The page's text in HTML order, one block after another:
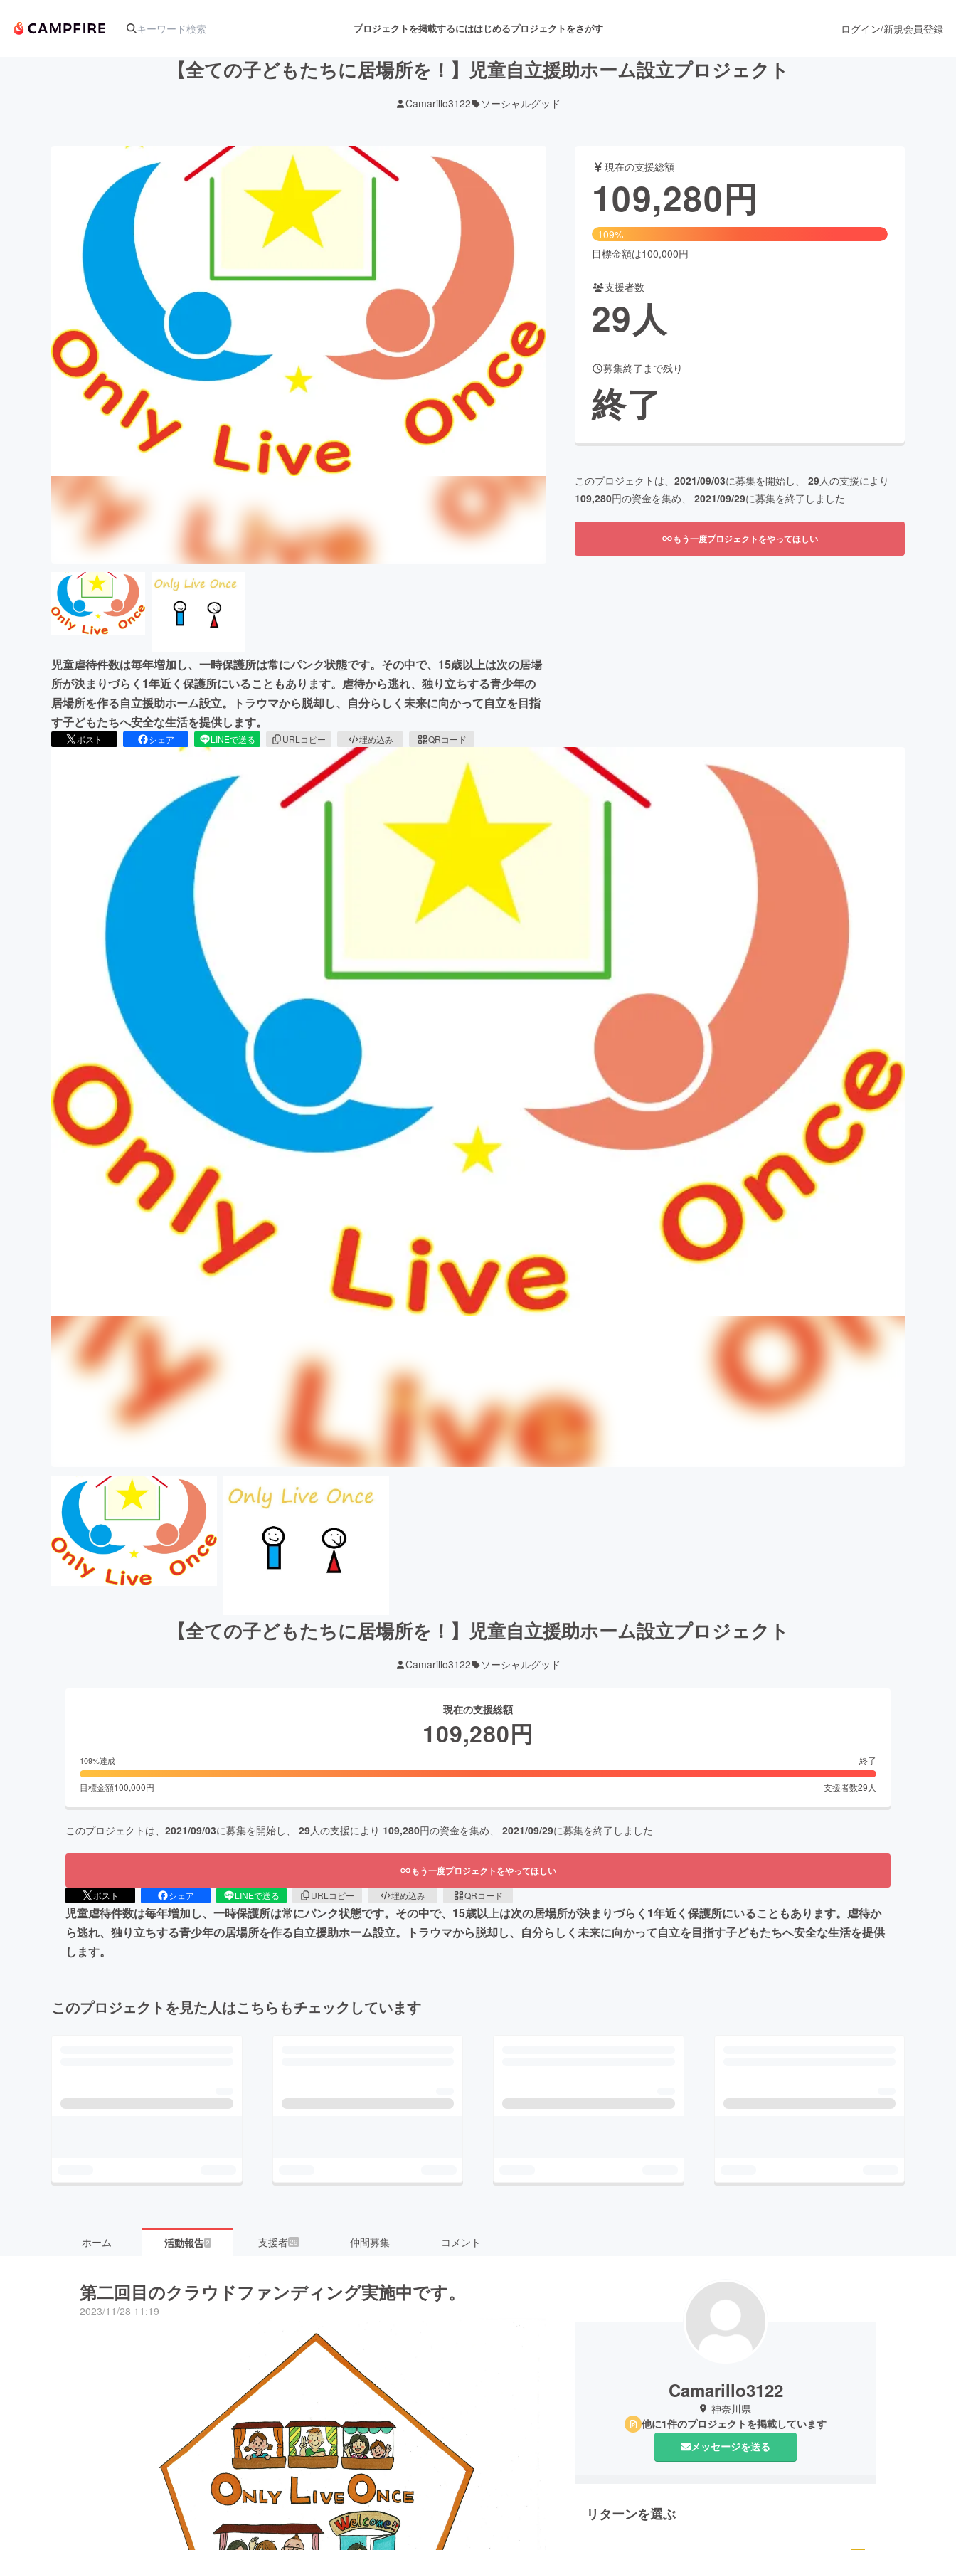
プロジェクトを掲載するにははじめるプロジェクトをさがす
アート・写真 舞台・パフォーマンス
ファッション
ビジネス・起業 チャレンジ ビューティー・ヘルスケア
まちづくり・地域活性化
CAMPFIRE for Social Good CAMPFIRE Creation
CAMPFIREふるさと納税machi-ya
ログイン/新規会員登録
【全ての子どもたちに居場所を！】児童自立援助ホーム設立プロジェクト
Camarillo3122 ソーシャルグッド
児童虐待件数は毎年増加し、一時保護所は常にパンク状態です。その中で、15歳以上は次の居場
所が決まりづらく1年近く保護所にいることもあります。虐待から逃れ、独り立ちする青少年の
居場所を作る自立援助ホーム設立。トラウマから脱却し、自分らしく未来に向かって自立を目指
す子どもたちへ安全な生活を提供します。
ポスト シェア LINEで送る URLコピー 埋め込み QRコード
現在の支援総額
109,280円
109%
目標金額は100,000円
支援者数
29人
募集終了まで残り
終了
このプロジェクトは、 2021/09/03に募集を開始し、 29人の支援により
109,280円の資金を集め、 2021/09/29に募集を終了しました
もう一度プロジェクトをやってほしい
【全ての子どもたちに居場所を！】児童自立援助ホーム設立プロジェクト
Camarillo3122 ソーシャルグッド
現在の支援総額
109,280円
109%達成 終了
目標金額100,000円 支援者数29 人
このプロジェクトは、 2021/09/03に募集を開始し、 29人の支援により 109,280円の資金を集め、 2021/09/29に募集を終了しました
もう一度プロジェクトをやってほしい
ポスト シェア LINEで送る URLコピー 埋め込み QRコード
児童虐待件数は毎年増加し、一時保護所は常にパンク状態です。その中で、15歳以上は次の居場所が決まりづらく1年近く保護所にいることもあります。虐待か
ら逃れ、独り立ちする青少年の居場所を作る自立援助ホーム設立。トラウマから脱却し、自分らしく未来に向かって自立を目指す子どもたちへ安全な生活を提供
します。
このプロジェクトを見た人はこちらもチェックしています
ホーム 活動報告2 支援者29 仲間募集 コメント
第二回目のクラウドファンディング実施中です。
2023/11/28 11:19
Camarillo3122
神奈川県
他に1件のプロジェクトを掲載しています
メッセージを送る
リターンを選ぶ